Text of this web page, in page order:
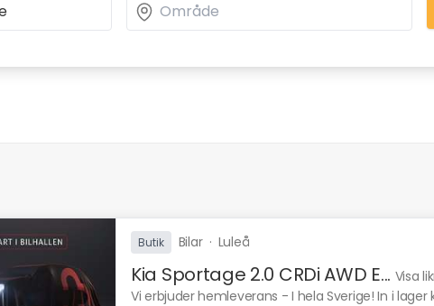
Butik Bilar· Luleå
Kia Sportage 2.0 CRDi AWD E... Visa
Vi erbjuder hemleverans - I hela Sverige! In i lager